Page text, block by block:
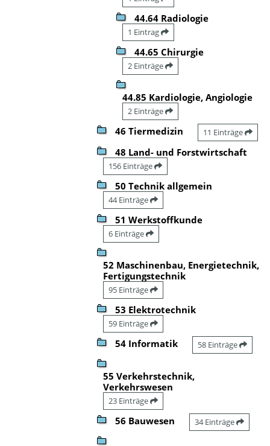
44.64 Radiologie
1 Eintrag
44.65 Chirurgie
2 Einträge
44.85 Kardiologie, Angiologie
2 Einträge
46 Tiermedizin 11 Einträge
48 Land- und Forstwirtschaft
156 Einträge
50 Technik allgemein
44 Einträge
51 Werkstoffkunde
6 Einträge
52 Maschinenbau, Energietechnik,
Fertigungstechnik
95 Einträge
53 Elektrotechnik
59 Einträge
54 Informatik 58 Einträge
55 Verkehrstechnik,
Verkehrswesen
23 Einträge
56 Bauwesen 34 Einträge